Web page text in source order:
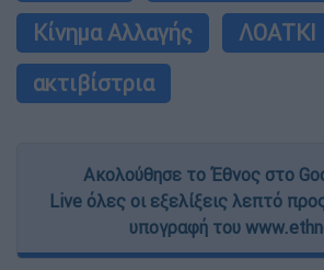
Κίνημα Αλλαγής
ΛΟΑΤΚΙ
ακτιβίστρια
Ακολούθησε το Έθνος στο
Live όλες οι εξελίξεις λεπτό
υπογραφή του